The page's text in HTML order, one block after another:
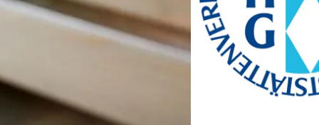
bayerischekueche@btg-
service.de
www.btg-service.de